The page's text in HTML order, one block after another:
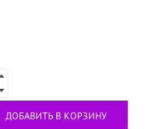
ДОБАВИТЬ В КОРЗИНУ